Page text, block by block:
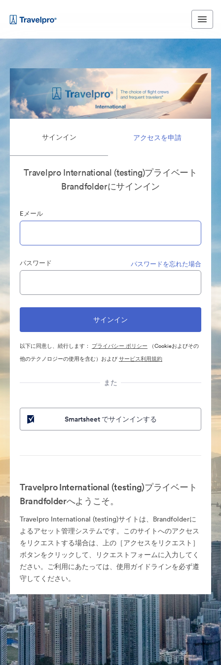
サインイン アクセスを申請
Travelpro International (testing)プライベート
Brandfolderにサインイン
Eメール
パスワード パスワードを忘れた場合
以下に同意し、続行します： プライバシー ポリシー （Cookieおよびその
他のテクノロジーの使用を含む）およびサービス利用規約
また
Smartsheet でサインインする
Travelpro International (testing)プライベート
Brandfolderへようこそ。
Travelpro International (testing)サイトは、Brandfolderに
よるアセット管理システムです。このサイトへのアクセス
をリクエストする場合は、上の［アクセスをリクエスト］
ボタンをクリックして、リクエストフォームに入力してく
ださい。ご利用にあたっては、使用ガイドラインを必ず遵
守してください。